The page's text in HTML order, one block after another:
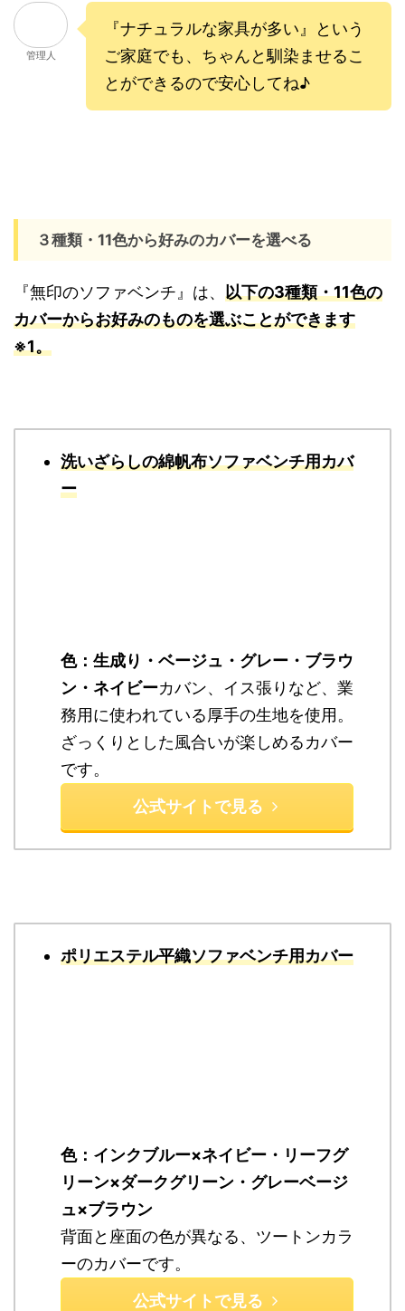
管理人
『ナチュラルな家具が多い』という
ご家庭でも、ちゃんと馴染ませるこ
とができるので安心してね♪
３種類・11色から好みのカバーを選べる
『無印のソファベンチ』は、 以下の3種類・11色の
カバーからお好みのものを選ぶことができます
※1。
洗いざらしの綿帆布ソファベンチ用カバ
ー
色：生成り・ベージュ・グレー・ブラウ
ン・ネイビーカバン、イス張りなど、業
務用に使われている厚手の生地を使用。
ざっくりとした風合いが楽しめるカバー
です。
公式サイトで見る
ポリエステル平織ソファベンチ用カバー
色：インクブルー×ネイビー・リーフグ
リーン×ダークグリーン・グレーベージ
ュ×ブラウン
背面と座面の色が異なる、ツートンカラ
ーのカバーです。
公式サイトで見る